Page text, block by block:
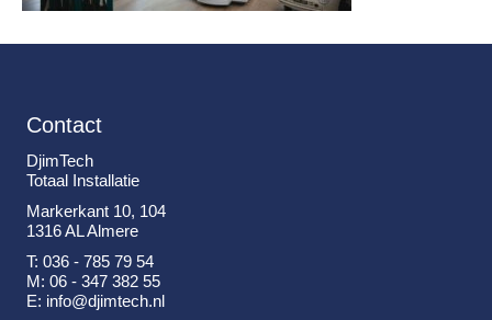
Contact
DjimTech
Totaal Installatie
Markerkant 10, 104
1316 AL Almere
T: 036 - 785 79 54
M: 06 - 347 382 55
E: info@djimtech.nl